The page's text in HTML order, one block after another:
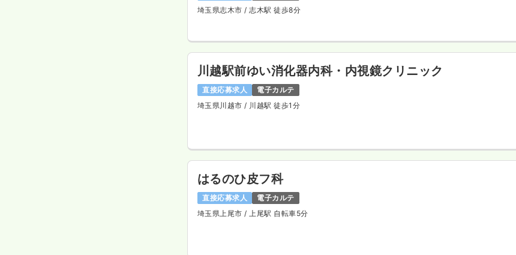
埼玉県志木市/ 志木駅 徒歩8分
川越駅前ゆい消化器内科・内視鏡クリニック
直接応募求人
電子カルテ
埼玉県川越市/ 川越駅 徒歩1分
はるのひ皮フ科
直接応募求人
電子カルテ
埼玉県上尾市/ 上尾駅 自転車5分